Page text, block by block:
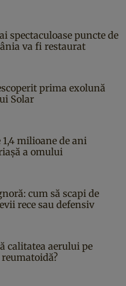
spectaculoase puncte de
va fi restaurat
prima exolună
Solar
milioane de ani
a omului
cum să scapi de
rece sau defensiv
calitatea aerului pe